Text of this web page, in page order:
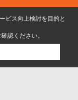
ビス向上検討を目的と
認ください。